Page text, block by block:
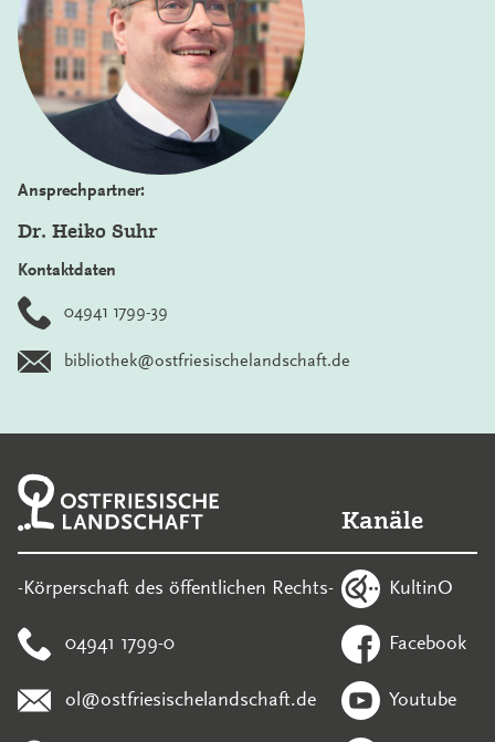
Ansprechpartner:
Dr. Heiko Suhr
Kontaktdaten
04941 1799-39
bibliothek@ostfriesischelandschaft.de
-Körperschaft des öffentlichen Rechts-
04941 1799-0
ol@ostfriesischelandschaft.de
Kanäle
KultinO
Facebook
Youtube